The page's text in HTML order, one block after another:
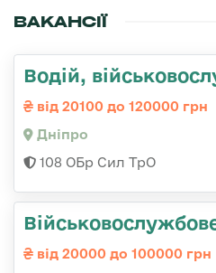
ВАКАНСІЇ
Водій,
від 20100 до 120000 грн
Дніпро
108 ОБр Сил ТрО
від 20000 до 100000 грн